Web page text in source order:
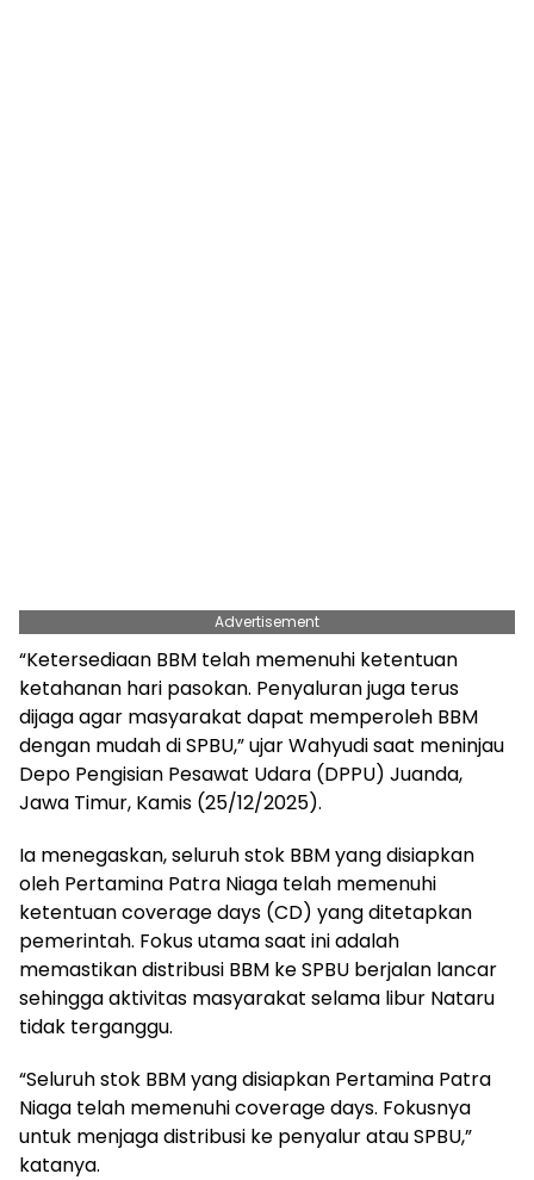
Advertisement
“Ketersediaan BBM telah memenuhi ketentuan
ketahanan hari pasokan. Penyaluran juga terus
dijaga agar masyarakat dapat memperoleh BBM
dengan mudah di SPBU,” ujar Wahyudi saat meninjau
Depo Pengisian Pesawat Udara (DPPU) Juanda,
Jawa Timur, Kamis (25/12/2025).
Ia menegaskan, seluruh stok BBM yang disiapkan
oleh Pertamina Patra Niaga telah memenuhi
ketentuan coverage days (CD) yang ditetapkan
pemerintah. Fokus utama saat ini adalah
memastikan distribusi BBM ke SPBU berjalan lancar
sehingga aktivitas masyarakat selama libur Nataru
tidak terganggu.
“Seluruh stok BBM yang disiapkan Pertamina Patra
Niaga telah memenuhi coverage days. Fokusnya
untuk menjaga distribusi ke penyalur atau SPBU,”
katanya.